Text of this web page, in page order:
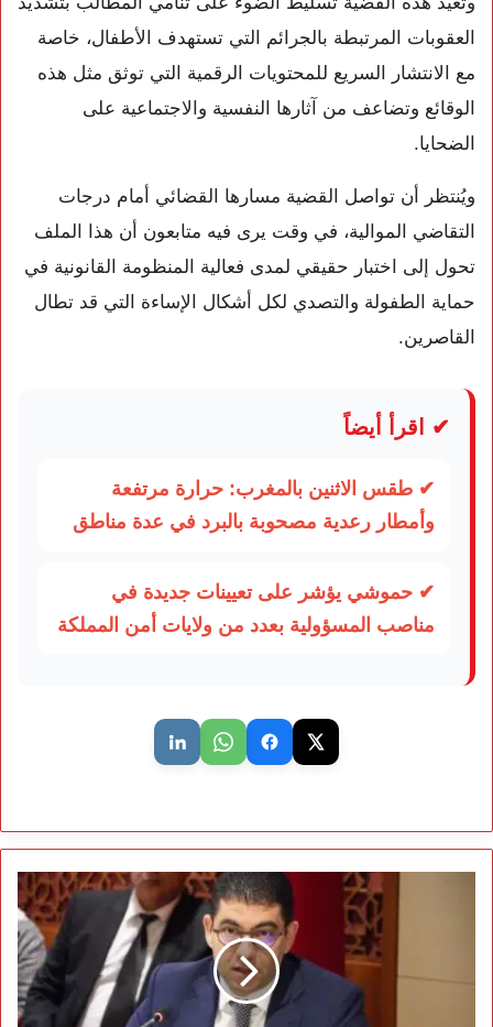
العقوبات المرتبطة بالجرائم التي تستهدف الأطفال، خاصة
مع الانتشار السريع للمحتويات الرقمية التي توثق مثل هذه
الوقائع وتضاعف من آثارها النفسية والاجتماعية على
الضحايا.
ويُنتظر أن تواصل القضية مسارها القضائي أمام درجات
التقاضي الموالية، في وقت يرى فيه متابعون أن هذا الملف
تحول إلى اختبار حقيقي لمدى فعالية المنظومة القانونية في
حماية الطفولة والتصدي لكل أشكال الإساءة التي قد تطال
القاصرين.
✔ اقرأ أيضاً
✔ طقس الاثنين بالمغرب: حرارة مرتفعة
وأمطار رعدية مصحوبة بالبرد في عدة مناطق
✔ حموشي يؤشر على تعيينات جديدة في
مناصب المسؤولية بعدد من ولايات أمن المملكة
لجنة
المستشارين
مشروع